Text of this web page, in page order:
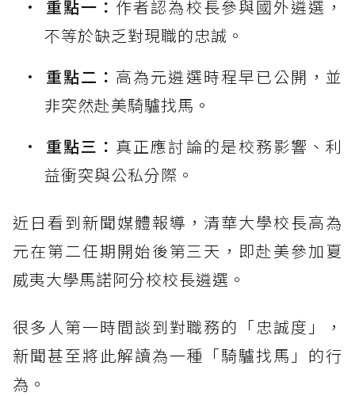
重點一： 作者認為校長參與國外遴選，
不等於缺乏對現職的忠誠。
重點二： 高為元遴選時程早已公開，並
非突然赴美騎驢找馬。
重點三： 真正應討論的是校務影響、利
益衝突與公私分際。
近日看到新聞媒體報導，清華大學校長高為
元在第二任期開始後第三天，即赴美參加夏
威夷大學馬諾阿分校校長遴選。
很多人第一時間談到對職務的「忠誠度」，
新聞甚至將此解讀為一種「騎驢找馬」的行
為。